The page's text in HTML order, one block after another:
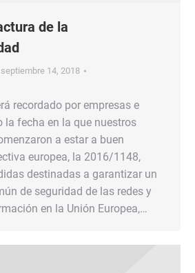
de la
septiembre 14, 2018
recordado por empresas e
la fecha en la que nuestros
a estar a buen
europea, la 2016/1148,
destinadas a garantizar un
de seguridad de las redes y
en la Unión Europea,…